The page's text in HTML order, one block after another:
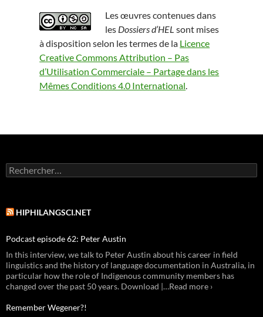
Les œuvres contenues dans
les Dossiers d’HEL sont mises
à disposition selon les termes de la Licence
Creative Commons Attribution – Pas
d’Utilisation Commerciale – Partage dans les
Mêmes Conditions 4.0 International
Rechercher :
HIPHILANGSCI.NET
Podcast episode 62: Peter Austin
In this interview, we talk to Peter Austin about his career in field
linguistics and the history of language documentation in Australia, in
particular how the role of Indigenous community members has
changed over the past 50 years. Download |…Read more ›
Remember Wegener?!